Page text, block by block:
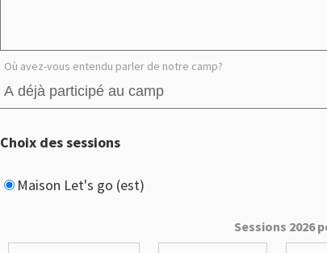
Où avez-vous entendu parler de notre camp?
Choix des sessions
Maison Let's go (est)
Sessions 2026